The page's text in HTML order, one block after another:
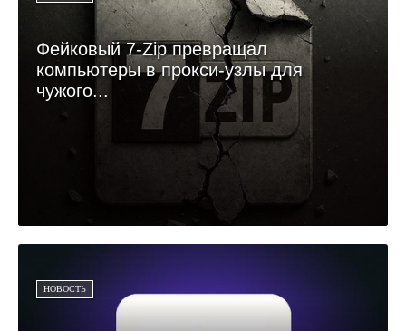
Фейковый 7-Zip превращал
компьютеры в прокси-узлы для
чужого...
НОВОСТЬ